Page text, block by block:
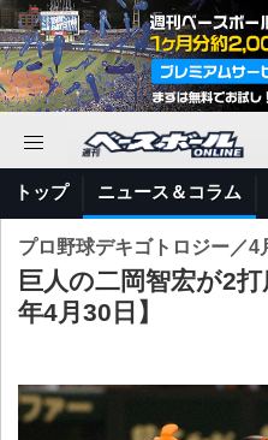
トップ ニュース＆コラム
プロ野球デキゴトロジー／4
巨人の二岡智宏が2
年4月30日】